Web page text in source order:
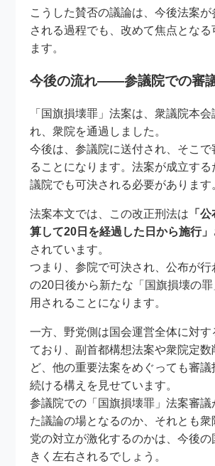
こうした賛否の議論は、今後法案
される過程でも、改めて焦点となる
ます。
今後の流れ――参議院での審
「国旗損壊罪」法案は、衆議院本会
れ、衆院を通過しました。
今後は、参議院に送付され、そこで
ることになります。法案が成立する
議院でも可決される必要があります
法案本文では、この改正刑法は 「
算して20日を経過した日から施行」
されています。
つまり、参院で可決され、公布が行
の20日後から新たな「国旗損壊の
用されることになります。
一方、野党側は国会運営全体に対す
ており、副首都構想法案や衆院定数
ど、他の重要法案をめぐっても審議
続ける構えを見せています。
参議院での「国旗損壊罪」法案審議
た議論の場となるのか、それとも衆
党の対立が激化するのかは、今後の
きく左右されるでしょう。